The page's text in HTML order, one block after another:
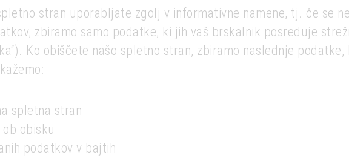
stran uporabljate zgolj v informativne namene, tj. če se
zbiramo samo podatke, ki jih vaš brskalnik posreduje
Ko obiščete našo spletno stran, zbiramo naslednje
spletna stran
obisku
podatkov v bajtih